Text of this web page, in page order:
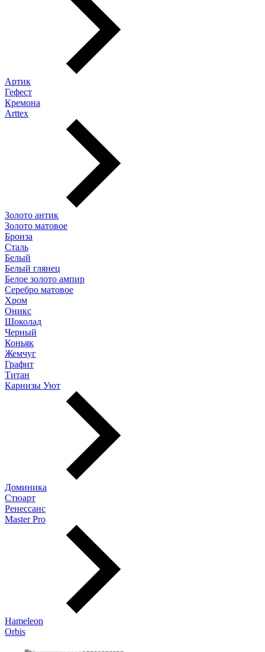
Артик
Гефест
Кремона
Arttex
Золото антик
Золото матовое
Бронза
Сталь
Белый
Белый глянец
Белое золото ампир
Серебро матовое
Хром
Оникс
Шоколад
Черный
Коньяк
Жемчуг
Графит
Титан
Карнизы Уют
Доминика
Стюарт
Ренессанс
Master Pro
Hameleon
Orbis